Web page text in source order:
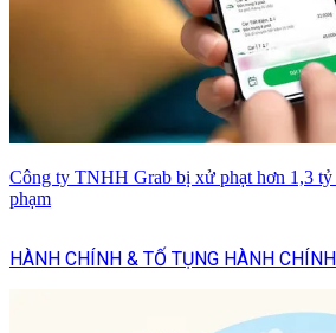
Công ty TNHH Grab bị xử phạt hơn 1,3
phạm
HÀNH CHÍNH & TỐ TỤNG HÀNH CHÍNH